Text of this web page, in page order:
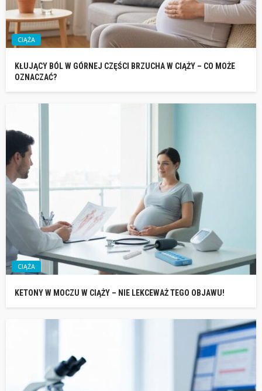
CIĄŻA
KŁUJĄCY BÓL W GÓRNEJ CZĘŚCI BRZUCHA W CIĄŻY – CO MOŻE
OZNACZAĆ?
CIĄŻA
KETONY W MOCZU W CIĄŻY – NIE LEKCEWAŻ TEGO OBJAWU!